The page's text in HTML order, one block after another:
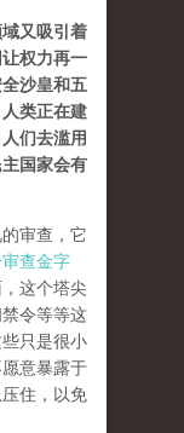
又吸引着
权力再一
沙皇和五
类正在建
们去滥用
国家会有
审查，它
查金字
这个塔尖
令等等这
只是很小
意暴露于
住，以免